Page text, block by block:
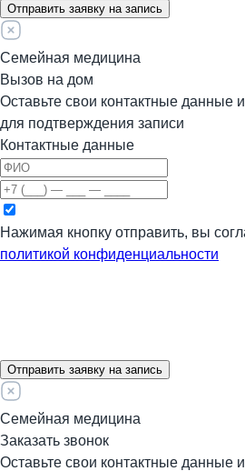
Отправить заявку на запись
Семейная медицина
Вызов на дом
Оставьте свои контактные
для подтверждения записи
Контактные данные
Нажимая кнопку отправить, вы
политикой конфиденциальности
Отправить заявку на запись
Семейная медицина
Заказать звонок
Оставьте свои контактные